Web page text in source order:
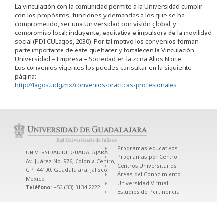
La vinculación con la comunidad permite a la Universidad cumplir
con los propósitos, funciones y demandas a los que se ha
comprometido, ser una Universidad con visión global y
compromiso local; incluyente, equitativa e impulsora de la movilidad
social (PDI CULagos, 2030). Por tal motivo los convenios forman
parte importante de este quehacer y fortalecen la Vinculación
Universidad – Empresa – Sociedad en la zona Altos Norte.
Los convenios vigentes los puedes consultar en la siguiente
página:
http://lagos.udg.mx/convenios-practicas-profesionales
UNIVERSIDAD DE GUADALAJARA
Av. Juárez No. 976, Colonia Centro,
C.P. 44100, Guadalajara, Jalisco,
México
Teléfono: +52 (33) 3134 2222
Programas educativos
Programas por Centro
Centros Universitarios
Áreas del Conocimiento
Universidad Virtual
Estudios de Pertinencia